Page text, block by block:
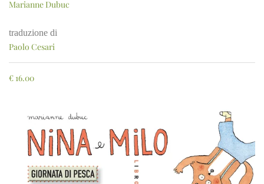
Marianne Dubuc
traduzione di
Paolo Cesari
€ 16.00